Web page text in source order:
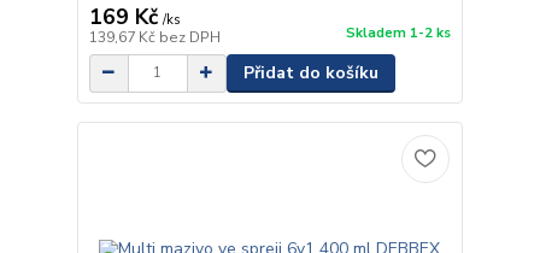
169 Kč /ks
139,67 Kč bez DPH Skladem 1-2 ks
Přidat do košíku